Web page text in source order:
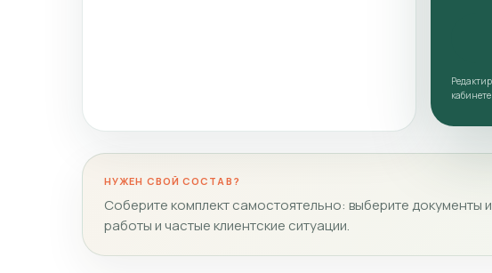
кабинете
НУЖЕН СВОЙ СОСТАВ?
Соберите комплект самостоятельно: выберите
работы и частые клиентские ситуации.